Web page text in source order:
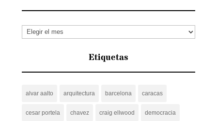
Archivos
Etiquetas
alvar aalto arquitectura barcelona caracas
cesar portela chavez craig ellwood democracia